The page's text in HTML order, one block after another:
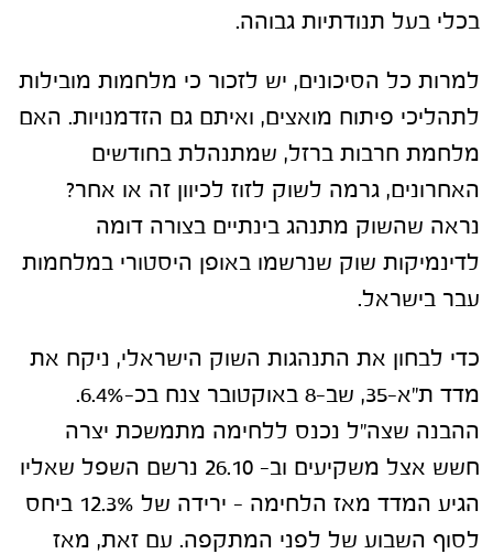
בכלי בעל תנודתיות גבוהה.
למרות כל הסיכונים, יש לזכור כי מלחמות מובילות
לתהליכי פיתוח מואצים, ואיתם גם הזדמנויות. האם
מלחמת חרבות ברזל, שמתנהלת בחודשים
האחרונים, גרמה לשוק לזוז לכיוון זה או אחר?
נראה שהשוק מתנהג בינתיים בצורה דומה
לדינמיקות שוק שנרשמו באופן היסטורי במלחמות
עבר בישראל.
כדי לבחון את התנהגות השוק הישראלי, ניקח את
מדד ת"א-35, שב-8 באוקטובר צנח בכ-6.4%.
ההבנה שצה"ל נכנס ללחימה מתמשכת יצרה
חשש אצל משקיעים וב- 26.10 נרשם השפל שאליו
הגיע המדד מאז הלחימה – ירידה של 12.3% ביחס
לסוף השבוע של לפני המתקפה. עם זאת, מאז